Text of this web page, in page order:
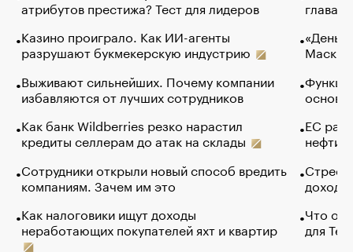
атрибутов престижа? Тест для лидеров
Казино проиграло. Как ИИ-агенты
разрушают букмекерскую индустрию
Выживают сильнейших. Почему компании
избавляются от лучших сотрудников
Как банк Wildberries резко нарастил
кредиты селлерам до атак на склады
Сотрудники открыли новый способ вредить
компаниям. Зачем им это
Как налоговики ищут доходы
неработающих покупателей яхт и квартир
глава
Маск в
основ
ЕС
нефти
Что
для